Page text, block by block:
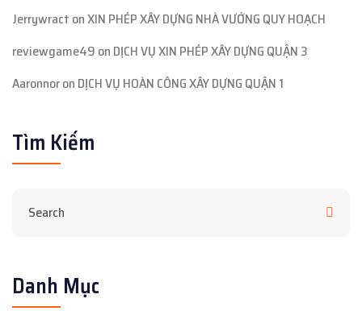
Jerrywract onXIN PHÉP XÂY DỰNG NHÀ VƯỚNG QUY HOẠCH
reviewgame49 on DỊCH VỤ XIN PHÉP XÂY DỰNG QUẬN 3
Aaronnoron DỊCH VỤ HOÀN CÔNG XÂY DỰNG QUẬN 1
Tìm Kiếm
Danh Mục